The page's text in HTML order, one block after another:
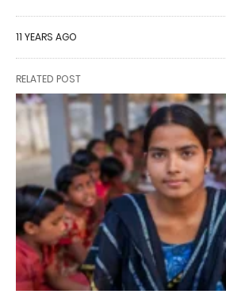
11 YEARS AGO
RELATED POST